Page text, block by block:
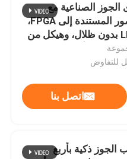
الجوز الصناعية مع
معالجة الصور المستندة إلى FPGA،
وإضاءة LED بدون ظلال، وهيكل من
للصدأ 304
للتفاوض
اتصل بنا
الجوز ذكية بأربع